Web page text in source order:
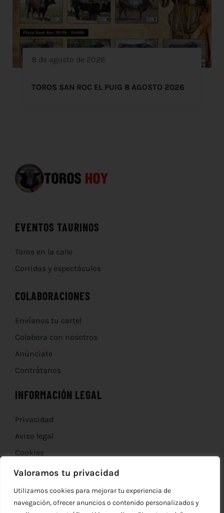
Valoramos tu privacidad
Utilizamos cookies para mejorar tu experiencia de
navegación, ofrecer anuncios o contenido personalizados y
8 de agosto de 2026
TOROS SAN ROC EL PUIG 8 AGOSTO 2026
EVENTOS TAURINOS
Toros en la calle
Corridas y espectáculos
COLABORACIONES
Envíanos tu cartel
Colabora con nosotros
Anúnciate
Contrátanos
INFORMACIÓN LEGAL
Privacidad
Aviso legal
Cookies
Devoluciones